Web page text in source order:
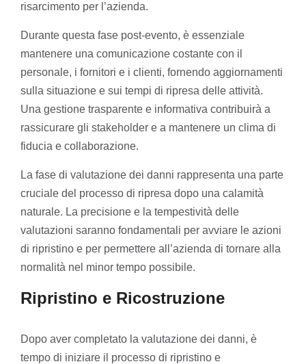
risarcimento per l’azienda.
Durante questa fase post-evento, è essenziale
mantenere una comunicazione costante con il
personale, i fornitori e i clienti, fornendo aggiornamenti
sulla situazione e sui tempi di ripresa delle attività.
Una gestione trasparente e informativa contribuirà a
rassicurare gli stakeholder e a mantenere un clima di
fiducia e collaborazione.
La fase di valutazione dei danni rappresenta una parte
cruciale del processo di ripresa dopo una calamità
naturale. La precisione e la tempestività delle
valutazioni saranno fondamentali per avviare le azioni
di ripristino e per permettere all’azienda di tornare alla
normalità nel minor tempo possibile.
Ripristino e Ricostruzione
Dopo aver completato la valutazione dei danni, è
tempo di iniziare il processo di ripristino e